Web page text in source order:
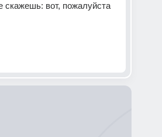
вот, пожалуйста